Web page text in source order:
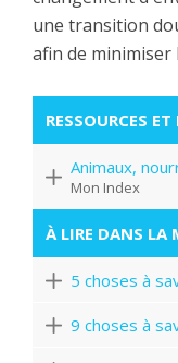
une transition
afin de minimiser
RESSOURCES ET
Animaux,
Mon Index
À LIRE DANS LA
5 choses à
9 choses à